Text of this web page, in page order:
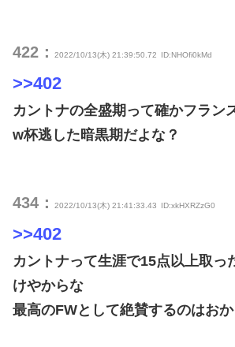
422： 2022/10/13(木) 21:39:50.72 ID:NHOfi0kMd
>>402
カントナの全盛期って確かフラン
w杯逃した暗黒期だよな？
434： 2022/10/13(木) 21:41:33.43 ID:xkHXRZzG0
>>402
カントナって生涯で15点以上取っ
けやからな
最高のFWとして絶賛するのはお